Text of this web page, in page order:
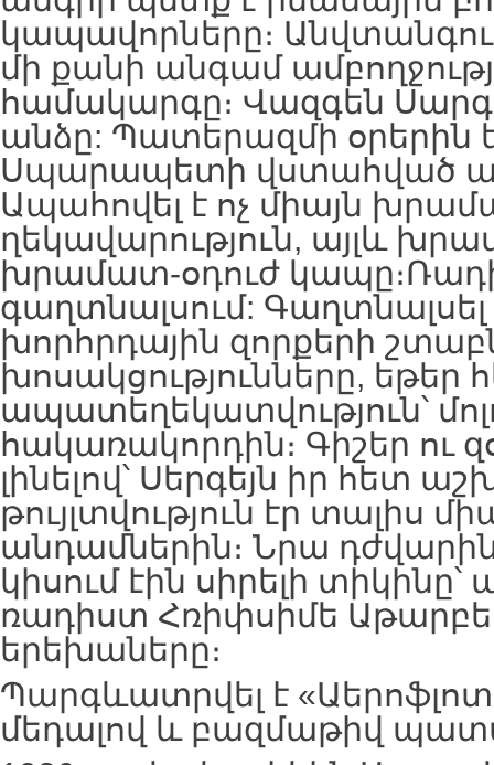
կապավորները։
մի քանի անգամ
համակարգը։ Վազգեն
անձը: Պատերազմի օրերին
Սպարապետի վստահված
Ապահովել է ոչ միայն
ղեկավարություն, այլև
խրամատ-օդուժ
գաղտնալսում: Գաղտնալսել
խորհրդային զորքերի
խոսակցությունները, եթեր
ապատեղեկատվություն՝
հակառակորդին։ Գիշեր ու
լինելով՝ Սերգեյն իր հետ
թույլտվություն էր տալիս
անդամներին։ Նրա դժվարին
կիսում էին սիրելի
ռադիստ Հռիփսիմե
երեխաները։
Պարգևատրվել է
մեդալով և բազմաթիվ